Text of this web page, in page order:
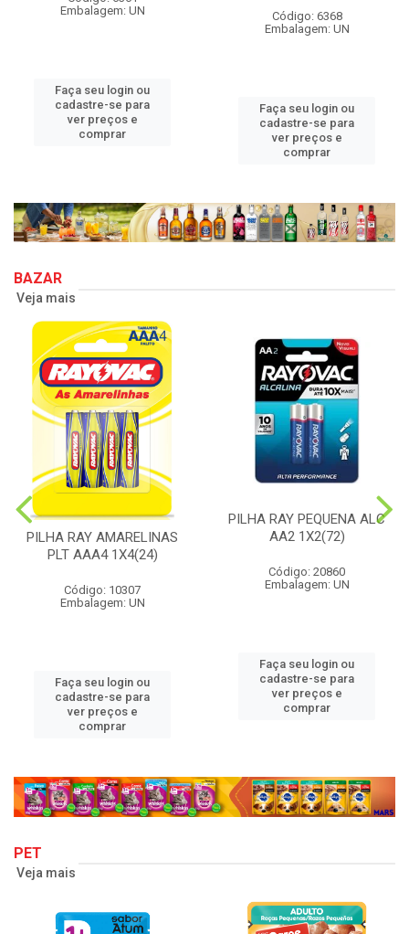
Embalagem: UN
Faça seu login ou
cadastre-se para
ver preços e
comprar
Código: 6368
Embalagem: UN
Faça seu login ou
cadastre-se para
ver preços e
comprar
BAZAR
Veja mais
PILHA RAY AMARELINAS
PLT AAA4 1X4(24)
Código: 10307
Embalagem: UN
Faça seu login ou
cadastre-se para
ver preços e
comprar
PILHA RAY PEQUENA ALC
AA2 1X2(72)
Código: 20860
Embalagem: UN
Faça seu login ou
cadastre-se para
ver preços e
comprar
PET
Veja mais